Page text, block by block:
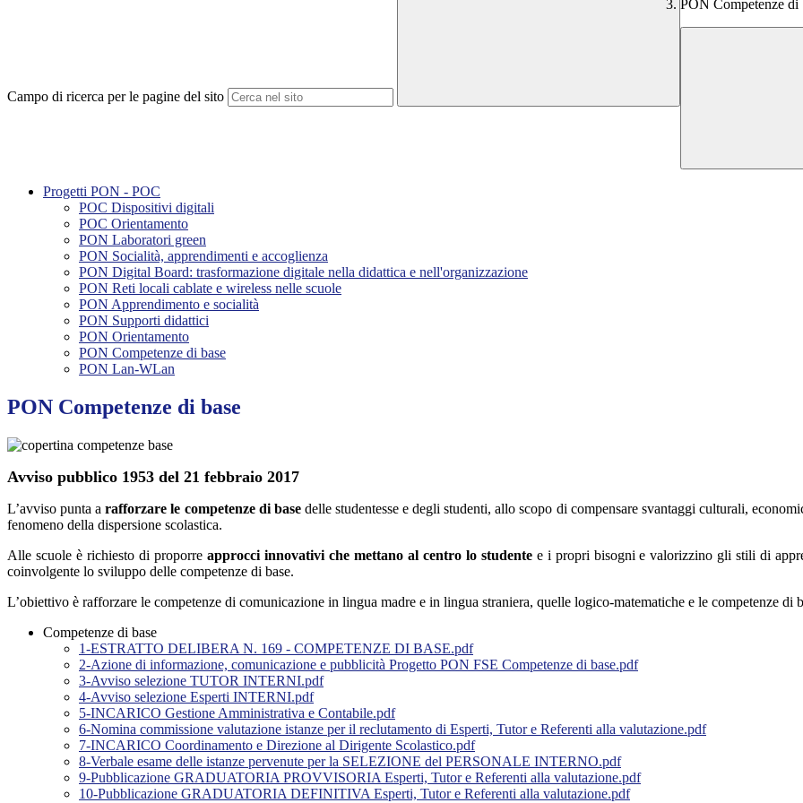
Campo di ricerca per le pagine del sito
PON Competenze di
Progetti PON - POC
POC Dispositivi digitali
POC Orientamento
PON Laboratori green
PON Socialità, apprendimenti e accoglienza
PON Digital Board: trasformazione digitale nella didattica e nell'organizzazione
PON Reti locali cablate e wireless nelle scuole
PON Apprendimento e socialità
PON Supporti didattici
PON Orientamento
PON Competenze di base
PON Lan-WLan
PON Competenze di base
Avviso pubblico 1953 del 21 febbraio 2017
L’avviso punta arafforzare le competenze di basedelle studentesse e degli studenti, allo scopo di compensare svantaggi culturali,
fenomeno della dispersione scolastica.
Alle scuole è richiesto di proporre approcci innovativi che mettano al centro lo studentee i propri bisogni e valorizzino gli stili di
coinvolgente lo sviluppo delle competenze di base.
L’obiettivo è rafforzare le competenze di comunicazione in lingua madre e in lingua straniera, quelle logico-matematiche e le competenze di
Competenze di base
1-ESTRATTO DELIBERA N. 169 - COMPETENZE DI BASE.pdf
2-Azione di informazione, comunicazione e pubblicità Progetto PON FSE Competenze di base.pdf
3-Avviso selezione TUTOR INTERNI.pdf
4-Avviso selezione Esperti INTERNI.pdf
5-INCARICO Gestione Amministrativa e Contabile.pdf
6-Nomina commissione valutazione istanze per il reclutamento di Esperti, Tutor e Referenti alla valutazione.pdf
7-INCARICO Coordinamento e Direzione al Dirigente Scolastico.pdf
8-Verbale esame delle istanze pervenute per la SELEZIONE del PERSONALE INTERNO.pdf
9-Pubblicazione GRADUATORIA PROVVISORIA Esperti, Tutor e Referenti alla valutazione.pdf
10-Pubblicazione GRADUATORIA DEFINITIVA Esperti, Tutor e Referenti alla valutazione.pdf